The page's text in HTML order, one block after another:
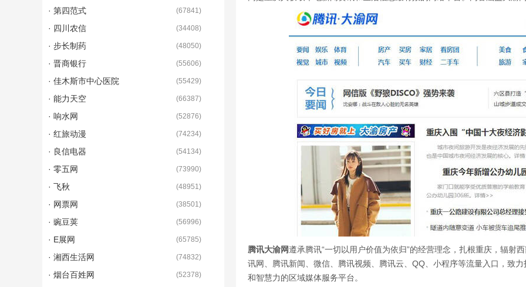
腾讯大渝网遵承腾讯“一切以用户价值为依归”的经营理念，扎根重庆，辐射
讯网、腾讯新闻、微信、腾讯视频、腾讯云、QQ、小程序等流量入口，致
和智慧力的区域媒体服务平台。
· 第四范式 (67841)
· 四川农信 (34408)
· 步长制药 (48050)
· 晋商银行 (55606)
· 佳木斯市中心医院 (55429)
· 能力天空 (66387)
· 响水网 (52876)
· 红旅动漫 (74234)
· 良信电器 (54134)
· 零五网 (73990)
· 飞秋 (48951)
· 网票网 (38501)
· 豌豆荚 (56996)
· E展网 (65785)
· 湘西生活网 (74832)
· 烟台百姓网 (52378)